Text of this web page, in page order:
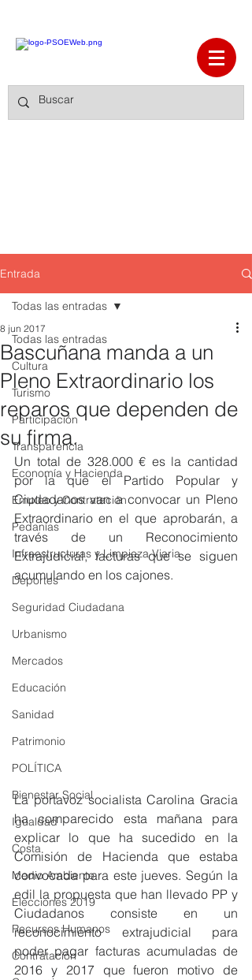
Entrada
Todas las entradas
Cultura
Turismo
Participación
Transparencia
Economía y Hacienda
Empleo y Contratación
Pedanías
Infraestructuras y Limpieza Viaria
Deportes
Seguridad Ciudadana
Urbanismo
Mercados
Educación
Sanidad
Patrimonio
POLÍTICA
Bienestar Social
Igualdad
Costa
Medio Ambiente
Elecciones 2019
Recursos Humanos
Contratación
Todas las entradas
Bascuñana manda a un
Pleno Extraordinario los
reparos que dependen de
su firma.
8 jun 2017
Un total de 328.000 € es la cantidad
por la que el Partido Popular y
Ciudadanos van a convocar un Pleno
Extraordinario en el que aprobarán, a
través de un Reconocimiento
Extrajudicial, facturas que se siguen
acumulando en los cajones.
La portavoz socialista Carolina Gracia
ha comparecido esta mañana para
explicar lo que ha sucedido en la
Comisión de Hacienda que estaba
convocada para este jueves. Según la
edil la propuesta que han llevado PP y
Ciudadanos consiste en un
reconocimiento extrajudicial para
poder pagar facturas acumuladas de
2016 y 2017 que fueron motivo de